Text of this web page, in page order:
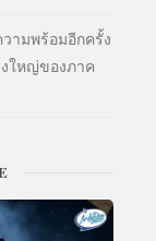
ามพร้อมอีกครั้ง
ใหญ่ของภาค